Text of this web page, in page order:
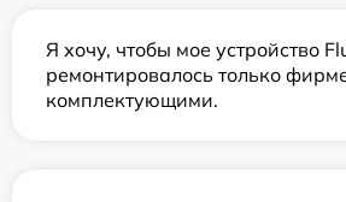
Я хочу, чтобы мое устройство
ремонтировалось только
комплектующими.